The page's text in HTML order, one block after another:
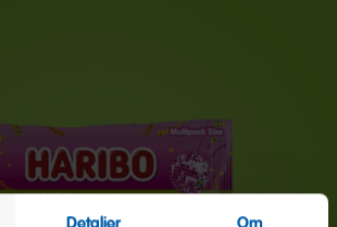
Detaljer Om